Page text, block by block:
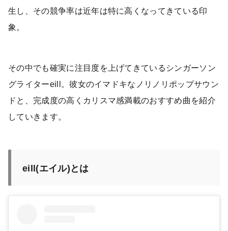
生し、その競争率は近年は特に高くなってきている印
象。
その中でも確実に注目度を上げてきているシンガーソン
グライターeill。彼女のイマドキなノリノリポップサウン
ドと、完成度の高くカリスマ感満載のおすすめ曲を紹介
していきます。
eill(エイル)とは